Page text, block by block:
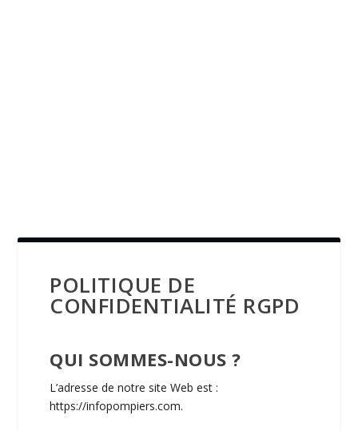
POLITIQUE DE
CONFIDENTIALITÉ RGPD
QUI SOMMES-NOUS ?
L’adresse de notre site Web est :
https://infopompiers.com.